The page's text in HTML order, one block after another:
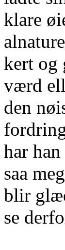
klare
kert og
værd
den
har
saa
blir
se